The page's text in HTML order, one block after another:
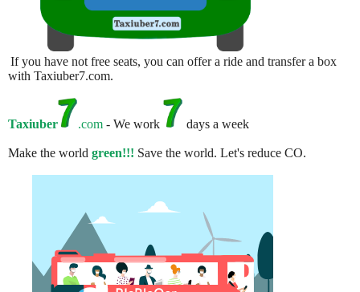
If you have not free seats, you can offer a ride and transfer a box
with Taxiuber7.com.
Taxiuber .com - We work days a week
Make the world green!!! Save the world. Let's reduce CO.